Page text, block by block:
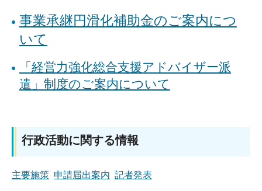
事業承継円滑化補助金のご案内につ
いて
「経営力強化総合支援アドバイザー派
遣」制度のご案内について
行政活動に関する情報
主要施策 申請届出案内 記者発表